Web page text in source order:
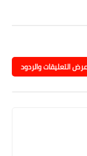
عرض التعليقات والردود